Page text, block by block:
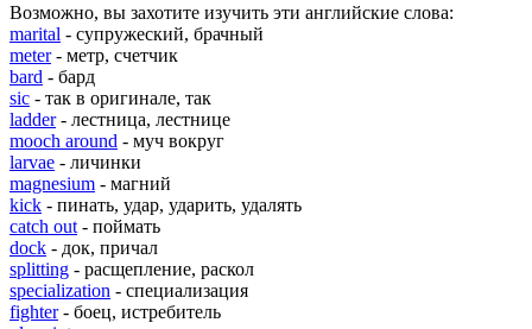
Возможно, вы захотите изучить эти английские слова:
marital - супружеский, брачный
meter- метр, счетчик
bard - бард
sic - так в оригинале, так
ladder- лестница, лестнице
mooch around - муч вокруг
larvae - личинки
magnesium - магний
kick - пинать, удар, ударить, удалять
catch out - поймать
dock - док, причал
splitting - расщепление, раскол
specialization - специализация
fighter- боец, истребитель